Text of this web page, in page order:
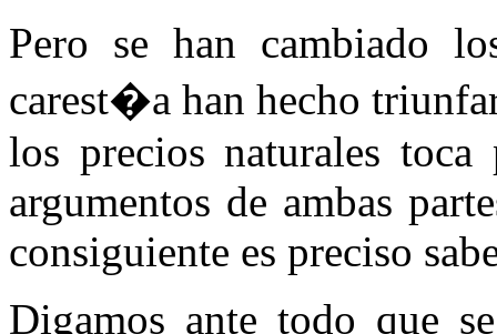
Pero se han cambiado
carest�a han hecho
los precios naturales
argumentos de ambas
consiguiente es preciso
Digamos ante todo que